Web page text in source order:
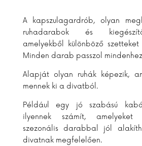
A kapszulagardrób, olyan
ruhadarabok és
amelyekből különböző szetteket
Minden darab passzol
Alapját olyan ruhák képezik,
mennek ki a divatból.
Például egy jó szabású
ilyennek számít,
szezonális darabbal jól
divatnak megfelelően.